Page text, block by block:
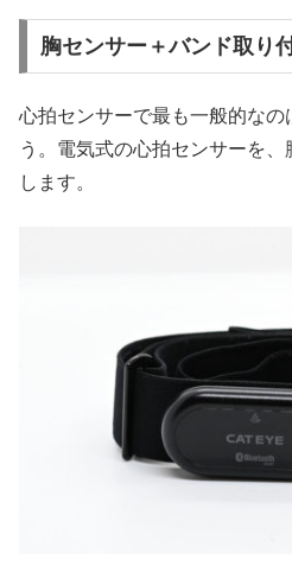
胸センサー＋バンド取り
心拍センサーで最も一般的なの
う。電気式の心拍センサーを
します。